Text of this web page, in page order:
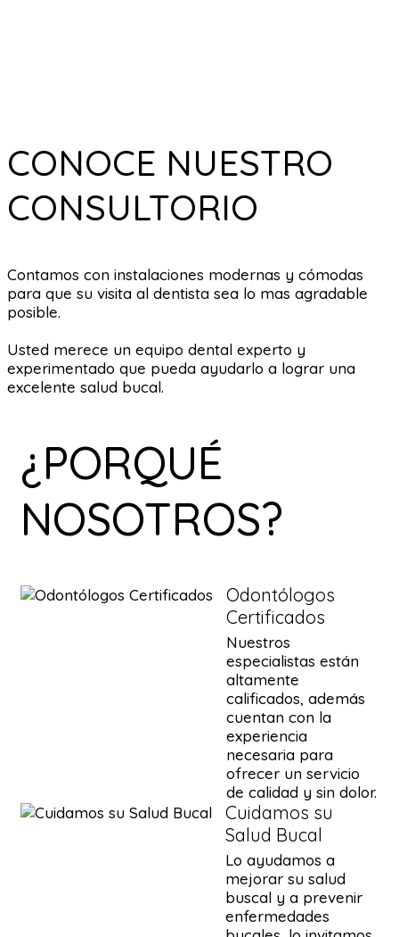
CONOCE NUESTRO
CONSULTORIO
Contamos con instalaciones modernas y cómodas
para que su visita al dentista sea lo mas agradable
posible.
Usted merece un equipo dental experto y
experimentado que pueda ayudarlo a lograr una
excelente salud bucal.
¿PORQUÉ
NOSOTROS?
Odontólogos
Certificados
Nuestros
especialistas están
altamente
calificados, además
cuentan con la
experiencia
necesaria para
ofrecer un servicio
de calidad y sin dolor.
Cuidamos su
Salud Bucal
Lo ayudamos a
mejorar su salud
buscal y a prevenir
enfermedades